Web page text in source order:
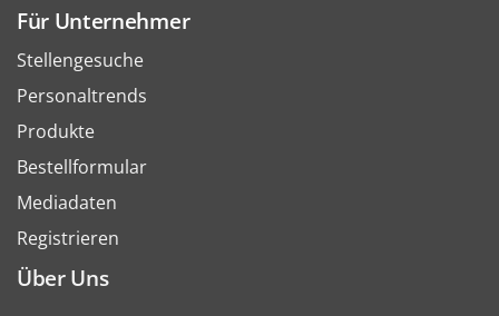
Für Unternehmer
Stellengesuche
Personaltrends
Produkte
Bestellformular
Mediadaten
Registrieren
Über Uns